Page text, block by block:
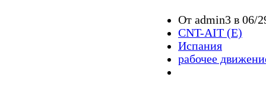
От admin3 в 06/
CNT-AIT (E)
Испания
рабочее